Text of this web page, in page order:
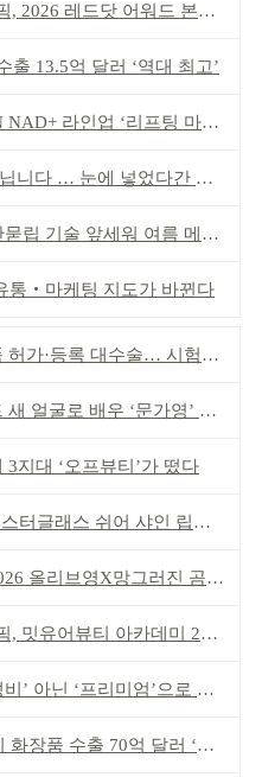
레드닷 어워드 본상 2개 수상
출 13.5억 달러 ‘역대 최고’
라인업 ‘리프팅 마스크’ 출시
다 … 눈에 넣었다간 각막 손상
술 앞세워 여름 메이크업 시장 공략
통‧마케팅 지도가 바뀐다
·등록 대수술… 시험자료 공용 허용
얼굴로 배우 ‘문가영’ 발탁
3지대 ‘오프뷰티’가 떴다
글래스 쉬어 샤인 립스틱’ 출시
올리브영X망그러진 곰 콜라보
유어뷰티 아카데미 2기 발대식
닌 ‘프리미엄’으로 승부걸어야
품 수출 70억 달러 ‘역대 최고’